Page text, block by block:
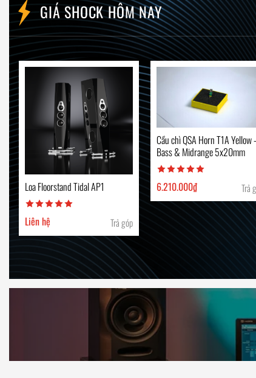
GIÁ SHOCK HÔM NAY
Loa Floorstand Tidal AP1
Liên hệ Trả góp
Cầu chì QSA Horn T1A Yellow
Bass & Midrange 5x20mm
6.210.000₫ Trả